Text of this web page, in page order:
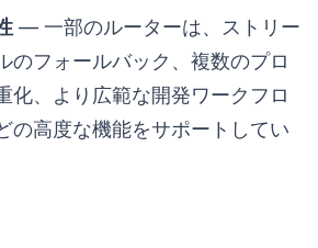
— 一部のルーターは、ストリー
のフォールバック、複数のプロ
化、より広範な開発ワークフロ
の高度な機能をサポートしてい